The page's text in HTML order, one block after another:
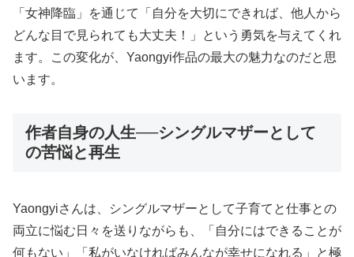
「女神降臨」を通じて「自分を大切にできれば、他人から
どんな目で見られても大丈夫！」という勇気を与えてくれ
ます。この変化が、Yaongyi作品の最大の魅力なのだと思
います。
作者自身の人生──シングルマザーとして
の苦悩と再生
Yaongyiさんは、シングルマザーとして子育てと仕事との
両立に悩む日々を送りながらも、「自分にはできることが
何もない」「私がいなければみんなが幸せになれる」と極